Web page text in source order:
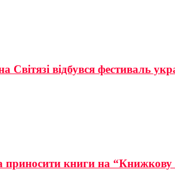
Світязі відбувся фестиваль
приносити книги на “Книжкову